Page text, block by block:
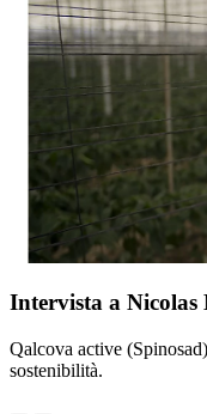
Intervista a
Qalcova active
sostenibilità.